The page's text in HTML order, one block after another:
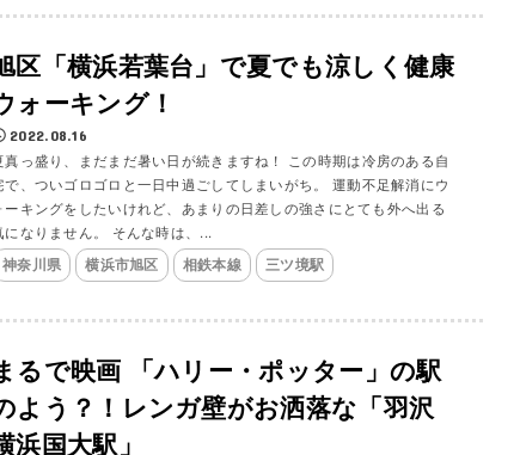
区「横浜若葉台」で夏でも涼しく健康
ォーキング！
2022.08.16
真っ盛り、まだまだ暑い日が続きますね！ この時期は冷房のある自
で、ついゴロゴロと一日中過ごしてしまいがち。 運動不足解消にウ
ーキングをしたいけれど、あまりの日差しの強さにとても外へ出る
になりません。 そんな時は、...
神奈川県 横浜市旭区 相鉄本線 三ツ境駅
るで映画 「ハリー・ポッター」の駅
よう？！レンガ壁がお洒落な「羽沢
浜国大駅」